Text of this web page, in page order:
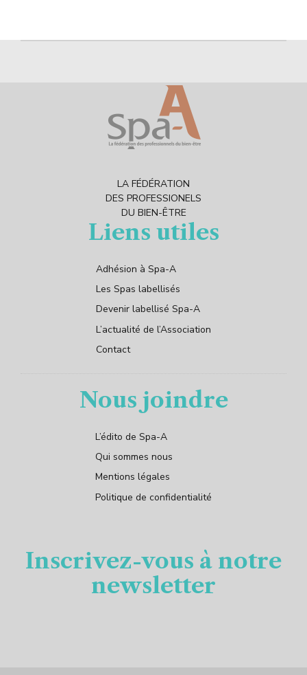
LA FÉDÉRATION
DES PROFESSIONELS
DU BIEN-ÊTRE
Liens utiles
Adhésion à Spa-A
Les Spas labellisés
Devenir labellisé Spa-A
L’actualité de l’Association
Contact
Nous joindre
L’édito de Spa-A
Qui sommes nous
Mentions légales
Politique de confidentialité
Inscrivez-vous à notre
newsletter